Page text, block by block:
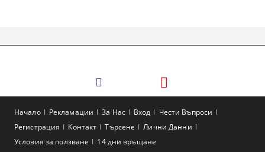
Начало Рекламации За Нас Вход
Чести Въпроси
Регистрация
Контакт Търсене
Лични Данни
Условия за ползване
14 дни връщане